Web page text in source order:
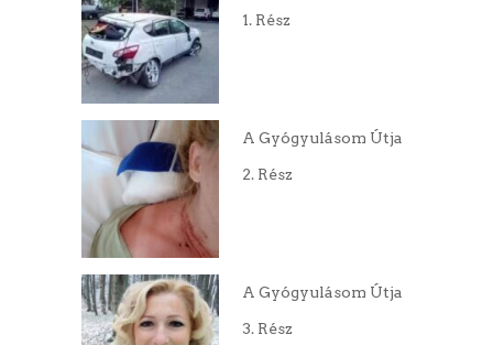
1. Rész
A Gyógyulásom Útja
2. Rész
A Gyógyulásom Útja
3. Rész